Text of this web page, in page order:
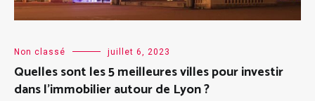
Non classé juillet 6, 2023
Quelles sont les 5 meilleures villes pour investir
dans l’immobilier autour de Lyon ?